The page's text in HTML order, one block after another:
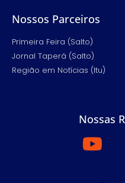
Nossos Parceiros
Primeira Feira (Salto)
Jornal Taperá (Salto)
Região em Notícias (Itu)
Nossas